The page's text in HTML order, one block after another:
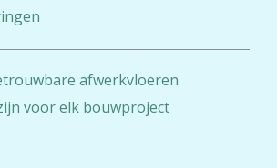
afwerkvloeren
voor elk bouwproject